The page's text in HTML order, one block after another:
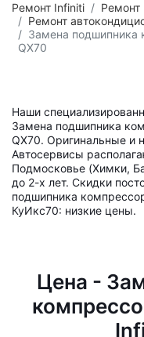
Ремонт Infiniti
Ремонт
Ремонт
Замена подшипника
QX70
Наши
Замена подшипника
QX70. Оригинальные и
Автосервисы
Подмосковье (Химки,
до 2-х лет. Скидки
подшипника
КуИкс70: низкие цены.
Цена -